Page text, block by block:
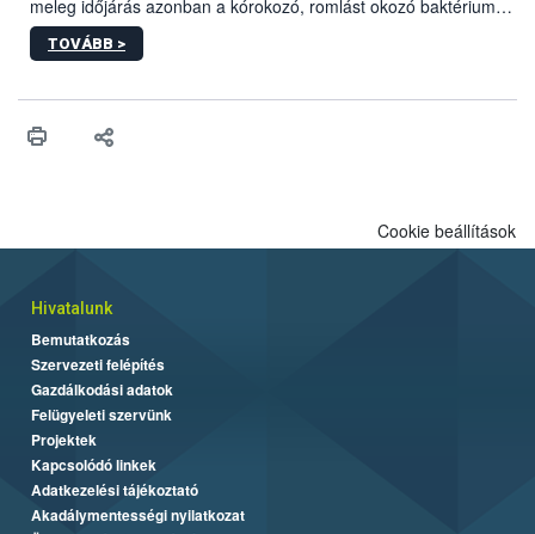
meleg időjárás azonban a kórokozó, romlást okozó baktériumok
gyorsabb szaporodásának is kedvez. A szabadtéri sütögetés
ezért nem csupán a megfelelő sütési technikáról szól: legalább
higiéniai szabályok betartása, a megfelelő hőkezelés, valamint a
biztonsági Hivatal (Nébih) Oktatási Programja összegyűjtötte a
TOVÁBB >
Cookie beállítások
Hivatalunk
Bemutatkozás
Szervezeti felépítés
Gazdálkodási adatok
Felügyeleti szervünk
Projektek
Kapcsolódó linkek
Adatkezelési tájékoztató
Akadálymentességi nyilatkozat